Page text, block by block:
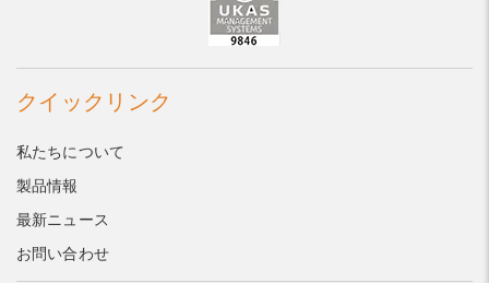
クイックリンク
私たちについて
製品情報
最新ニュース
お問い合わせ